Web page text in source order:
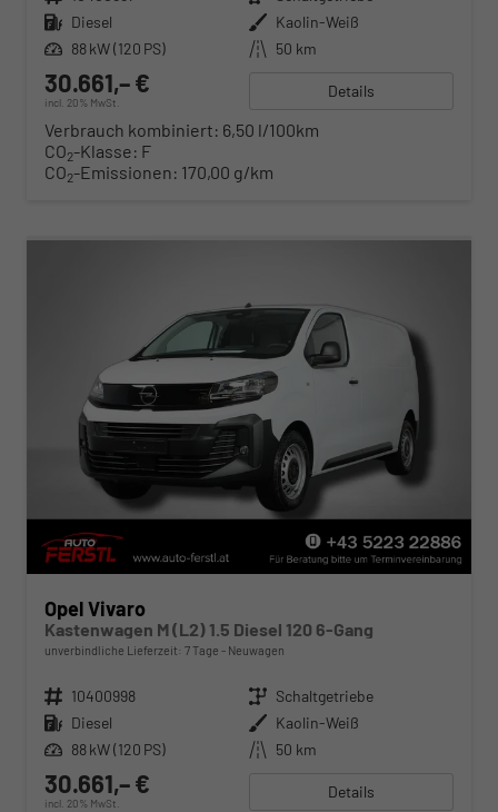
Kraftstoff Diesel Außenfarbe Kaolin-Weiß
Leistung 88 kW (120 PS) Kilometerstand 50 km
30.661,– €
incl. 20% MwSt.
Details
Verbrauch kombiniert: 6,50 l/100km
CO2-Klasse: F
CO2-Emissionen: 170,00 g/km
Opel Vivaro
Kastenwagen M (L2) 1.5 Diesel 120 6-Gang
unverbindliche Lieferzeit: 7 Tage Neuwagen
Fahrzeugnr. 10400998 Getriebe Schaltgetriebe
Kraftstoff Diesel Außenfarbe Kaolin-Weiß
Leistung 88 kW (120 PS) Kilometerstand 50 km
30.661,– €
incl. 20% MwSt.
Details